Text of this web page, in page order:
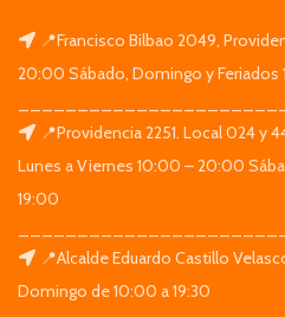
📍Francisco Bilbao 2049,
20:00 Sábado, Domingo y Feriados
📍Providencia 2251. Local 024 y
Lunes a Viernes 10:00 – 20:00
19:00
📍Alcalde Eduardo Castillo
Domingo de 10:00 a 19:30